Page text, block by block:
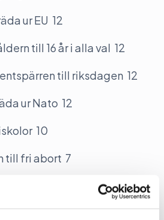
ur EU 12
till 16 år i alla val 12
till riksdagen 12
ur Nato 12
10
till fri abort 7
i allmänna val 4